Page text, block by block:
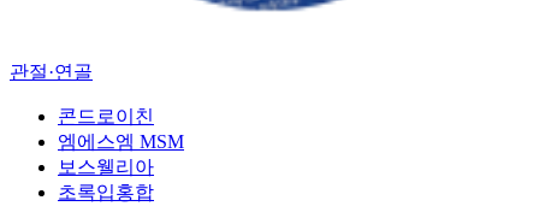
관절·연골
콘드로이친
엠에스엠 MSM
보스웰리아
초록입홍합